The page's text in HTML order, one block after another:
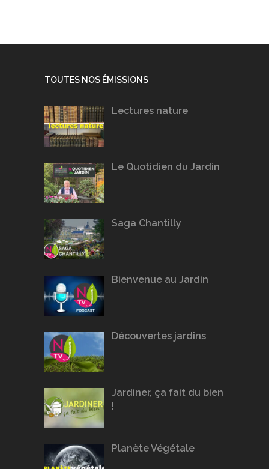
TOUTES NOS ÉMISSIONS
Lectures nature
Le Quotidien du Jardin
Saga Chantilly
Bienvenue au Jardin
Découvertes jardins
Jardiner, ça fait du bien
!
Planète Végétale